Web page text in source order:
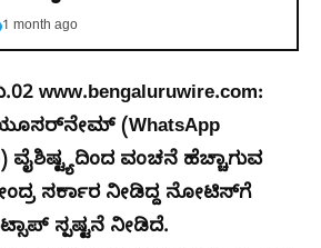
1 month ago
www.bengaluruwire.com:
(WhatsApp
ವೈಶಿಷ್ಟ್ಯದಿಂದ ವಂಚನೆ ಹೆಚ್ಚಾಗುವ
ಸರ್ಕಾರ ನೀಡಿದ್ದ ನೋಟಿಸ್‌ಗೆ
ಸ್ಪಷ್ಟನೆ ನೀಡಿದೆ.